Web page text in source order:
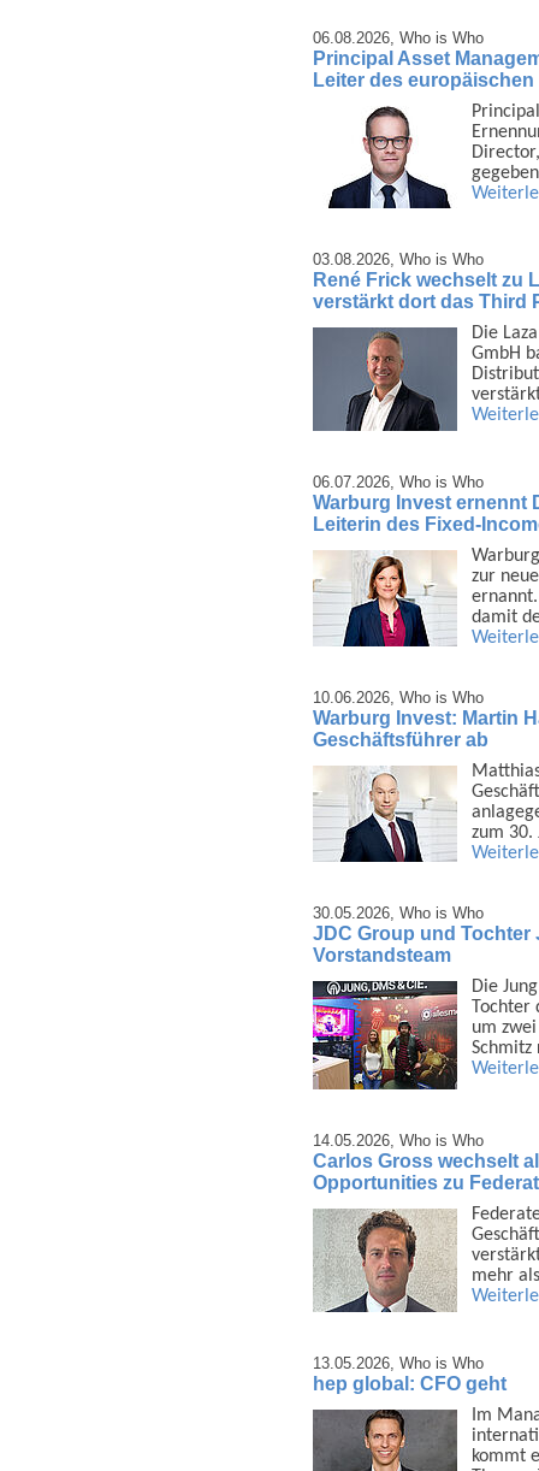
06.08.2026, Who is Who
Principal Asset
Leiter des europäischen
03.08.2026, Who is Who
René Frick wechselt zu
verstärkt dort das Third
Die
GmbH
06.07.2026, Who is Who
Warburg Invest ernennt
Leiterin des Fixed-
zur
damit
10.06.2026, Who is Who
Warburg Invest: Martin
Geschäftsführer ab
zum 30.
30.05.2026, Who is Who
JDC Group und Tochter
Vorstandsteam
Die
um
14.05.2026, Who is Who
Carlos Gross wechselt
Opportunities zu
mehr
13.05.2026, Who is Who
hep global: CFO geht
Im
kommt